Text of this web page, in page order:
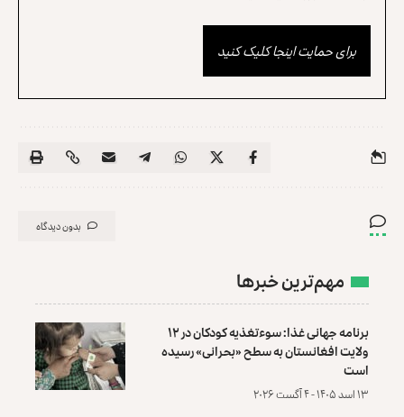
برای حمایت اینجا کلیک کنید
بدون دیدگاه
مهم‌ترین خبرها
برنامه جهانی غذا: سوءتغذیه کودکان در ۱۲
ولایت افغانستان به سطح «بحرانی» رسیده
است
۱۳ اسد ۱۴۰۵ - ۴ آگست ۲۰۲۶